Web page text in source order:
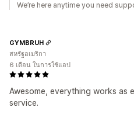
We’re here anytime you need
Awesome, everything works as
service.
GYMBRUH
สหรัฐอเมริกา
6 เดือน ในการใช้แอป